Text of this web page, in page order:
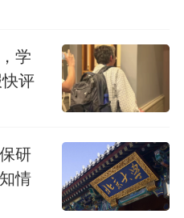
学
评
研
情